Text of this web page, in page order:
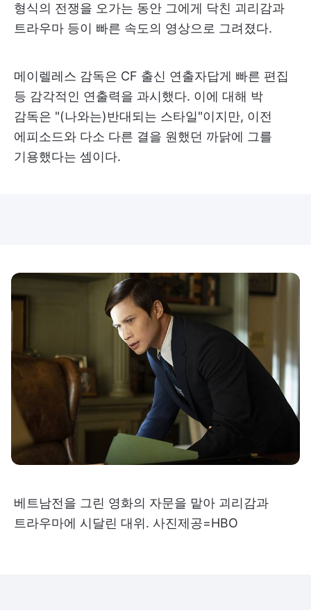
형식의 전쟁을 오가는 동안 그에게 닥친 괴리감과
트라우마 등이 빠른 속도의 영상으로 그려졌다.
메이렐레스 감독은 CF 출신 연출자답게 빠른 편집
등 감각적인 연출력을 과시했다. 이에 대해 박
감독은 "(나와는)반대되는 스타일"이지만, 이전
에피소드와 다소 다른 결을 원했던 까닭에 그를
기용했다는 셈이다.
베트남전을 그린 영화의 자문을 맡아 괴리감과
트라우마에 시달린 대위. 사진제공=HBO